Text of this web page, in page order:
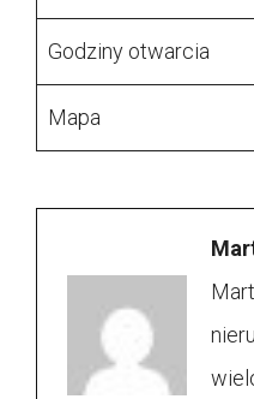
Godziny otwarcia
Mapa